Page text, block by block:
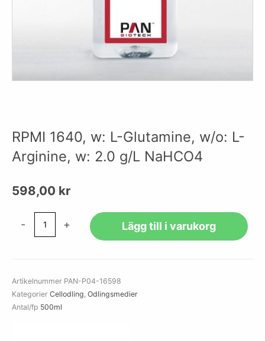
RPMI 1640, w: L-Glutamine, w/o: L-
Arginine, w: 2.0 g/L NaHCO4
598,00 kr
-
w/o:
L-
Arginine,
+ Lägg till i varukorg
Artikelnummer PAN-P04-16598
Kategorier Cellodling, Odlingsmedier
Antal/fp 500ml